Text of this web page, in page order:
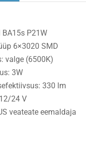
BA15s P21W
6×3020 SMD
valge (6500K)
3W
330 lm
24 V
veateate eemaldaja